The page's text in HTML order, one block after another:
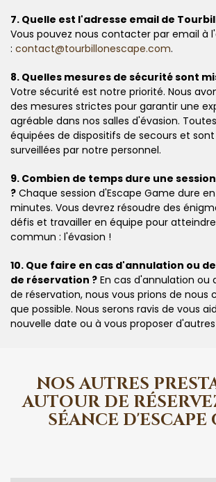
7. Quelle est l'adresse email de
Vous pouvez nous contacter par email à
: contact@tourbillonescape.com.
8. Quelles mesures de sécurité sont
Votre sécurité est notre priorité. Nous
des mesures strictes pour garantir une
agréable dans nos salles d'évasion.
équipées de dispositifs de secours et
surveillées par notre personnel.
9. Combien de temps dure une
? Chaque session d'Escape Game dure
minutes. Vous devrez résoudre des
défis et travailler en équipe pour
commun : l'évasion !
10. Que faire en cas d'annulation ou
de réservation ? En cas d'annulation ou
de réservation, nous vous prions de nous
que possible. Nous serons ravis de vous
nouvelle date ou à vous proposer
NOS AUTRES
AUTOUR DE
SÉANCE D'ESCAPE